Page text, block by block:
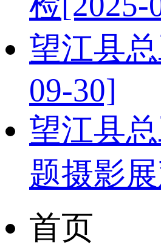
望江县
09-30]
望江县
题摄影
首页